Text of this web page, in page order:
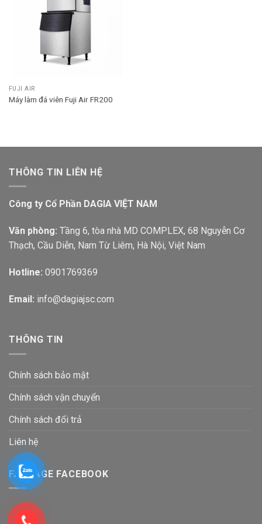
FUJI AIR
Máy làm đá viên Fuji Air FR200
THÔNG TIN LIÊN HỆ
Công ty Cổ Phần DAGIA VIỆT NAM
Văn phòng: Tầng 6, tòa nhà MD COMPLEX, 68 Nguyễn Cơ
Thạch, Cầu Diễn, Nam Từ Liêm, Hà Nội, Việt Nam
Hotline: 0901769369
Email: info@dagiajsc.com
THÔNG TIN
Chính sách bảo mật
Chính sách vận chuyển
Chính sách đổi trả
Liên hệ
FANPAGE FACEBOOK